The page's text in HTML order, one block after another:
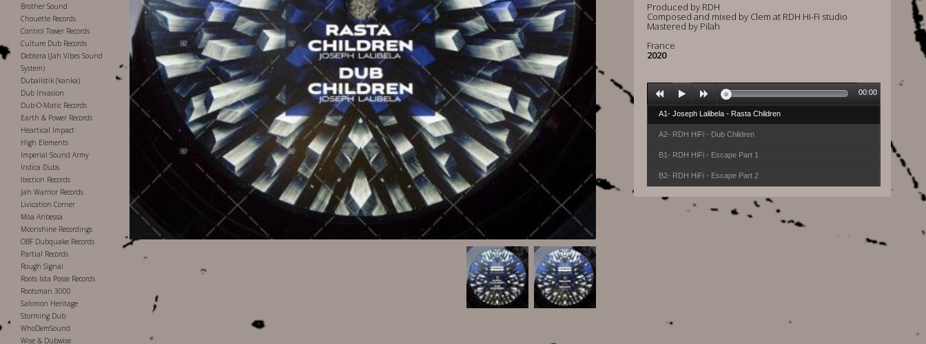
Brother Sound
Chouette Records
Control Tower Records
Culture Dub Records
Debtera (Jah Vibes Sound
System)
Dubalistik (kanka)
Dub Invasion
Dub-O-Matic Records
Earth & Power Records
Heartical Impact
High Elements
Imperial Sound Army
Indica Dubs
Itection Records
Jah Warrior Records
Livication Corner
Moa Anbessa
Moonshine Recordings
OBF Dubquake Records
Partial Records
Rough Signal
Roots Ista Posse Records
Rootsman 3000
Salomon Heritage
Storming Dub
WhoDemSound
Wise & Dubwise
Produced by RDH
Composed and mixed by Clem at RDH Hi-Fi studio
Mastered by Pilah
France
2020
A1- Joseph Lalibela - Rasta Children
A2- RDH HiFi - Dub Children
B1- RDH HiFi - Escape Part 1
B2- RDH HiFi - Escape Part 2
00:00